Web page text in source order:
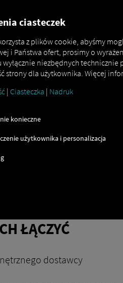
ŁĄCZYĆ
dostawcy
ciasteczek
z plików cookie, abyśmy
i Państwa ofert, prosimy o
wyłącznie niezbędnych
strony dla użytkownika. Więcej
| Ciasteczka | Nadruk
konieczne
użytkownika i personalizacja